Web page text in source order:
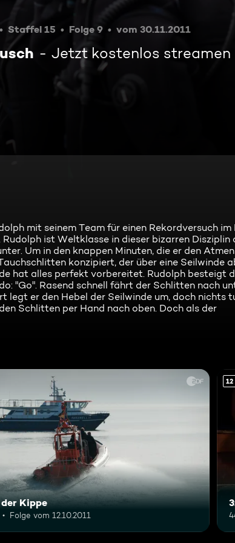
Staffel 15 Folge 9 vom 30.11.2011
Jetzt kostenlos streamen
mit seinem Team für einen Rekordversuch im
ist Weltklasse in dieser bizarren Disziplin
Um in den knappen Minuten, die er den
konzipiert, der über eine Seilwinde
hat alles perfekt vorbereitet. Rudolph besteigt
"Go". Rasend schnell fährt der Schlitten nach
legt er den Hebel der Seilwinde um, doch nichts
Schlitten per Hand nach oben. Doch als der
Kippe
Folge vom 12.10.2011
12